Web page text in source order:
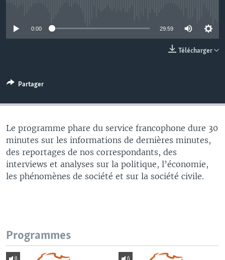
0:00 29:59
Télécharger
Partager
Le programme phare du service francophone dure 30
minutes sur les informations de dernières minutes,
des reportages de nos correspondants, des
interviews et analyses sur la politique, l’économie,
les phénomènes de société et sur la société civile.
Programmes